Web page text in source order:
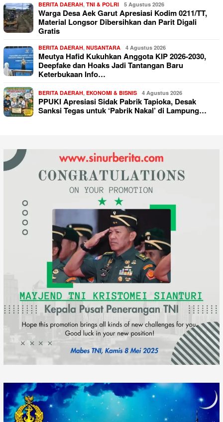
BERITA DAERAH, TNI & POLRI 5 Agustus 2026
Warga Desa Aek Garut Apresiasi Kodim 0211/TT,
Material Longsor Dibersihkan dan Parit Digali
Gratis
BERITA DAERAH, NUSANTARA 4 Agustus 2026
Meutya Hafid Kukuhkan Anggota KIP 2026-2030,
Deepfake dan Hoaks Jadi Tantangan Baru
Keterbukaan Info…
BERITA DAERAH, EKONOMI & BISNIS 4 Agustus 2026
PPUKI Apresiasi Sidak Pabrik Tapioka, Desak
Sanksi Tegas untuk ‘Pabrik Nakal’ di Lampung…